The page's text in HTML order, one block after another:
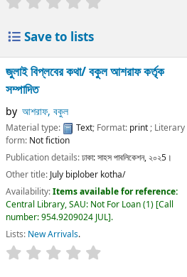
Save to lists
জুলাই বিপ্লবের কথা/বকুল আশরাফ কর্তৃক
সম্পাদিত
by আশরাফ, বকুল
Material type: Text; Format: print; Literary
form: Not fiction
Publication details:ঢাকা:সাহস পাবলিকেশন,২০২5।
Other title: July biplober kotha/
Availability:Items available for reference:
Central Library, SAU: Not For Loan(1) Call
number:954.9209024 JUL .
Lists: New Arrivals.